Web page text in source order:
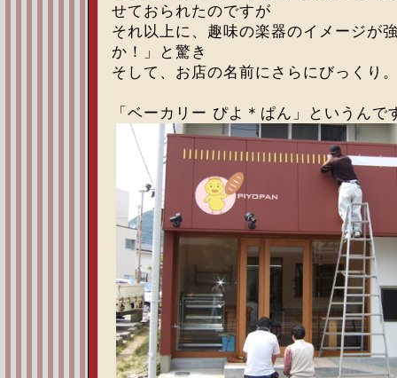
せておられたのですが
それ以上に、趣味の楽器のイメージが
か！」と驚き
そして、お店の名前にさらにびっくり
「ベーカリー ぴよ＊ぱん」というんで